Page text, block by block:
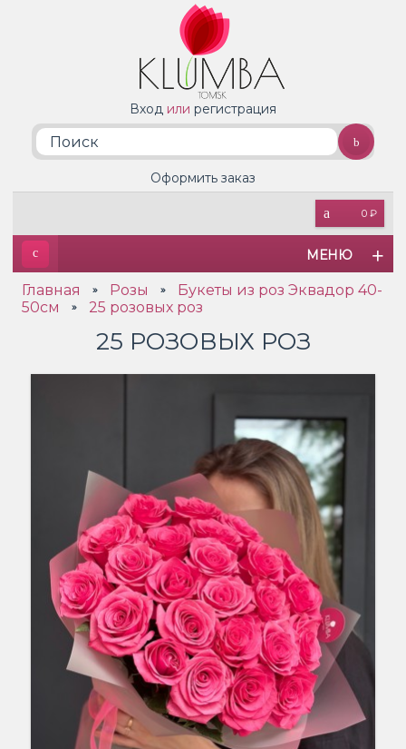
Вход или регистрация
0 ₽
Оформить заказ
МЕНЮ
Главная » Розы »
Букеты из роз Эквадор 40-
50см
» 25 розовых роз
25 РОЗОВЫХ РОЗ